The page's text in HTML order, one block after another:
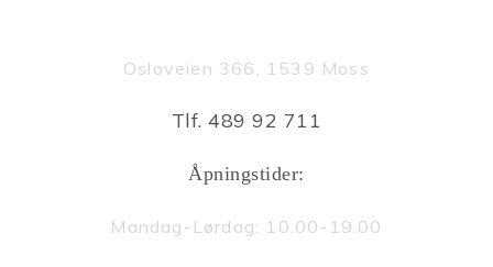
Osloveien 366, 1539 Moss
Tlf. 489 92 711
Åpningstider:
Mandag-Lørdag: 10.00-19.00